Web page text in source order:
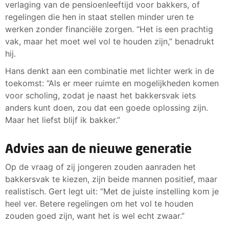
verlaging van de pensioenleeftijd voor bakkers, of
regelingen die hen in staat stellen minder uren te
werken zonder financiële zorgen. “Het is een prachtig
vak, maar het moet wel vol te houden zijn,” benadrukt
hij.
Hans denkt aan een combinatie met lichter werk in de
toekomst: “Als er meer ruimte en mogelijkheden komen
voor scholing, zodat je naast het bakkersvak iets
anders kunt doen, zou dat een goede oplossing zijn.
Maar het liefst blijf ik bakker.”
Advies aan de nieuwe generatie
Op de vraag of zij jongeren zouden aanraden het
bakkersvak te kiezen, zijn beide mannen positief, maar
realistisch. Gert legt uit: “Met de juiste instelling kom je
heel ver. Betere regelingen om het vol te houden
zouden goed zijn, want het is wel echt zwaar.”